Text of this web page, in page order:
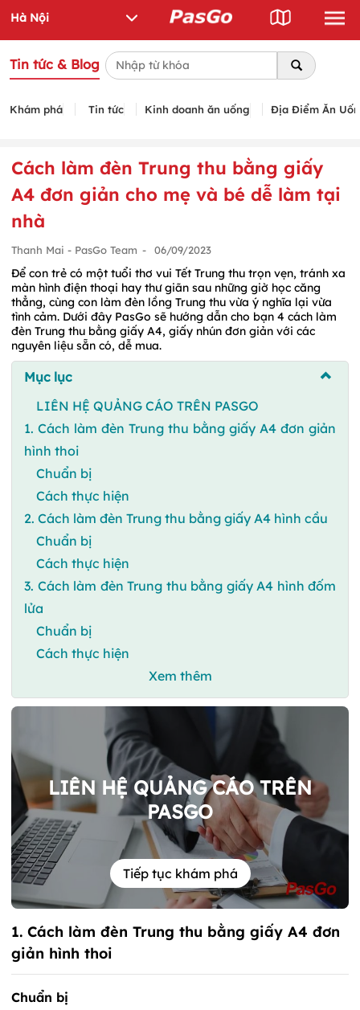
Tin tức & Blog
Khám phá Tin tức Kinh doanh ăn uống Địa Điểm Ăn
Cách làm đèn Trung thu bằng giấy
A4 đơn giản cho mẹ và bé dễ làm tại
nhà
Thanh Mai - PasGo Team - 06/09/2023
Để con trẻ có một tuổi thơ vui Tết Trung thu trọn vẹn, tránh xa
màn hình điện thoại hay thư giãn sau những giờ học căng
thẳng, cùng con làm đèn lồng Trung thu vừa ý nghĩa lại vừa
tình cảm. Dưới đây PasGo sẽ hướng dẫn cho bạn 4 cách làm
đèn Trung thu bằng giấy A4, giấy nhún đơn giản với các
nguyên liệu sẵn có, dễ mua.
Mục lục
LIÊN HỆ QUẢNG CÁO TRÊN PASGO
1. Cách làm đèn Trung thu bằng giấy A4 đơn giản
hình thoi
Chuẩn bị
Cách thực hiện
2. Cách làm đèn Trung thu bằng giấy A4 hình cầu
Chuẩn bị
Cách thực hiện
3. Cách làm đèn Trung thu bằng giấy A4 hình đốm
lửa
Chuẩn bị
Cách thực hiện
Xem thêm
LIÊN HỆ QUẢNG CÁO TRÊN
PASGO
Tiếp tục khám phá
1. Cách làm đèn Trung thu bằng giấy A4 đơn
giản hình thoi
Chuẩn bị